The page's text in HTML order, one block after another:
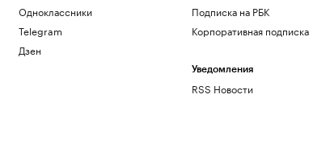
Одноклассники
Telegram
Дзен
Подписка на РБК
Корпоративная подписка
Уведомления
RSS Новости